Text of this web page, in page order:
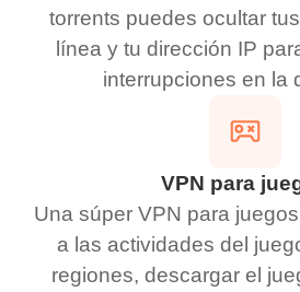
torrents puedes ocultar
línea y tu dirección IP
interrupciones en la
VPN para
Una súper VPN para
a las actividades del
regiones, descargar el